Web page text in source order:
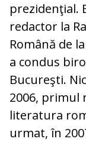
prezidenţial.
redactor la
Română de
a condus
Bucureşti.
2006, primul
literatura
urmat, în